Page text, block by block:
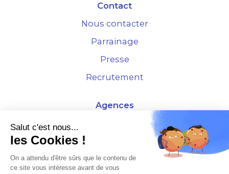
Contact
Nous contacter
Parrainage
Presse
Recrutement
Agences
4 Rue de la Bourse - 69001 Lyon
10 rue d'Austerlitz - 75012 Paris
Salut c'est nous...
les Cookies !
On a attendu d'être sûrs que le contenu de
ce site vous intéresse avant de vous